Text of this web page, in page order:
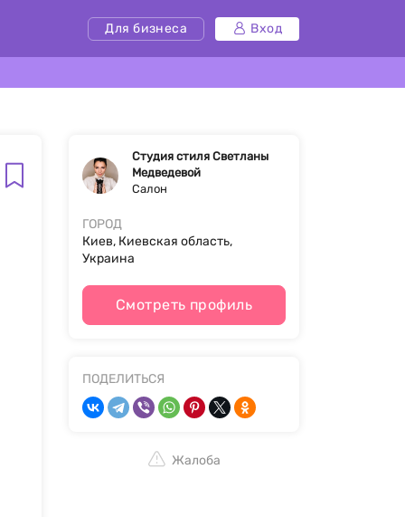
Для бизнеса Вход
Студия стиля Светланы
Медведевой
Салон
ГОРОД
Киев, Киевская область,
Украина
Смотреть профиль
ПОДЕЛИТЬСЯ
Жалоба